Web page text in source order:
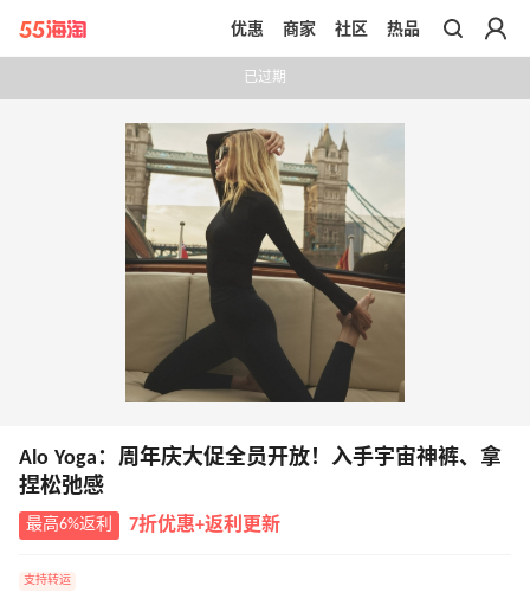
带你去官网买正品
优惠 商家 社区 热品
已过期
Alo Yoga：周年庆大促全员开放！入手宇宙神裤、拿
捏松弛感
最高6%返利 7折优惠+返利更新
支持转运